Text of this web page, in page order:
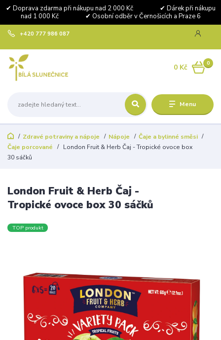
✔ Doprava zdarma při nákupu nad 2 000 Kč ✔ Dárek při nákupu
nad 1 000 Kč ✔ Osobní odběr v Černošicích a Praze 6
Menu
+420 777 986 087
0
0 Kč
Zdravé potraviny a nápoje Nápoje
Čaje a bylinné směsi
Čaje porcované
London Fruit & Herb Čaj - Tropické ovoce box
30 sáčků
London Fruit & Herb Čaj -
Tropické ovoce box 30 sáčků
TOP produkt